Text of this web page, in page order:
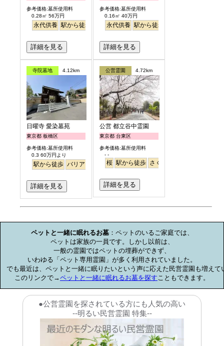
参考価格:墓所使用料
0.28㎡ 56万円
永代供養 駅から徒歩
詳細を見る
参考価格:墓所使用料
0.16㎡ 40万円
永代供養 駅から徒歩
詳細を見る
寺院墓地 4.12km
日曜寺 愛染墓苑
東京都 板橋区
参考価格:墓所使用料
0.3 60万円より
駅から徒歩 バリアフリー 個人・夫婦 永代供養
詳細を見る
公営霊園 4.72km
公営 都立谷中霊園
東京都 台東区
参考価格:墓所使用料
- -
桜 駅から徒歩 さくら
詳細を見る
ペットと一緒に眠れるお墓：ペットのいるご家庭では、
ペットは家族の一員です。しかし以前は、
一般の霊園ではペットの埋葬ができず、
いわゆる「ペット専用霊園」が多く利用されていました。
でも最近は、ペットと一緒に眠りたいという声に応えた民営霊園も増えて
このリンクで→ペットと一緒に眠れるお墓を探す こともできます。
●公営霊園を探されている方にも人気の高い
--明るい民営霊園 特集--